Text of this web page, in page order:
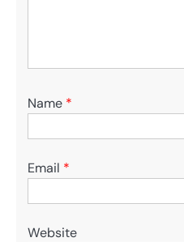
Name *
Email *
Website